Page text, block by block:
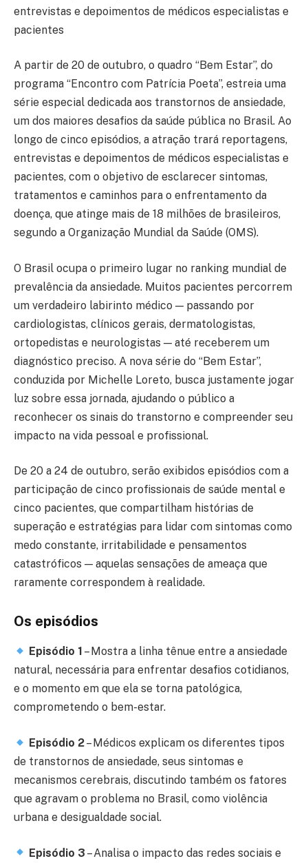
entrevistas e depoimentos de médicos especialistas e
pacientes
A partir de 20 de outubro, o quadro “Bem Estar”, do
programa “Encontro com Patrícia Poeta”, estreia uma
série especial dedicada aos transtornos de ansiedade,
um dos maiores desafios da saúde pública no Brasil. Ao
longo de cinco episódios, a atração trará reportagens,
entrevistas e depoimentos de médicos especialistas e
pacientes, com o objetivo de esclarecer sintomas,
tratamentos e caminhos para o enfrentamento da
doença, que atinge mais de 18 milhões de brasileiros,
segundo a Organização Mundial da Saúde (OMS).
O Brasil ocupa o primeiro lugar no ranking mundial de
prevalência da ansiedade. Muitos pacientes percorrem
um verdadeiro labirinto médico — passando por
cardiologistas, clínicos gerais, dermatologistas,
ortopedistas e neurologistas — até receberem um
diagnóstico preciso. A nova série do “Bem Estar”,
conduzida por Michelle Loreto, busca justamente jogar
luz sobre essa jornada, ajudando o público a
reconhecer os sinais do transtorno e compreender seu
impacto na vida pessoal e profissional.
De 20 a 24 de outubro, serão exibidos episódios com a
participação de cinco profissionais de saúde mental e
cinco pacientes, que compartilham histórias de
superação e estratégias para lidar com sintomas como
medo constante, irritabilidade e pensamentos
catastróficos — aquelas sensações de ameaça que
raramente correspondem à realidade.
Os episódios
Episódio 1 – Mostra a linha tênue entre a ansiedade
natural, necessária para enfrentar desafios cotidianos,
e o momento em que ela se torna patológica,
comprometendo o bem-estar.
Episódio 2– Médicos explicam os diferentes tipos
de transtornos de ansiedade, seus sintomas e
mecanismos cerebrais, discutindo também os fatores
que agravam o problema no Brasil, como violência
urbana e desigualdade social.
Episódio 3 – Analisa o impacto das redes sociais e